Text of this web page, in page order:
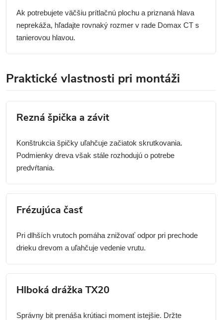
Ak potrebujete väčšiu prítlačnú plochu a priznaná hlava
neprekáža, hľadajte rovnaký rozmer v rade Domax CT s
tanierovou hlavou.
Praktické vlastnosti pri montáži
Rezná špička a závit
Konštrukcia špičky uľahčuje začiatok skrutkovania.
Podmienky dreva však stále rozhodujú o potrebe
predvŕtania.
Frézujúca časť
Pri dlhších vrutoch pomáha znižovať odpor pri prechode
drieku drevom a uľahčuje vedenie vrutu.
Hlboká drážka TX20
Správny bit prenáša krútiaci moment istejšie. Držte